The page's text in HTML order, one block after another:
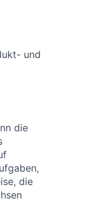
und
die
die